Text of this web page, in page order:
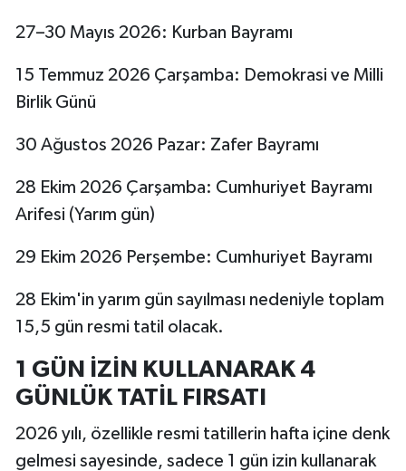
27–30 Mayıs 2026: Kurban Bayramı
15 Temmuz 2026 Çarşamba: Demokrasi ve Milli
Birlik Günü
30 Ağustos 2026 Pazar: Zafer Bayramı
28 Ekim 2026 Çarşamba: Cumhuriyet Bayramı
Arifesi (Yarım gün)
29 Ekim 2026 Perşembe: Cumhuriyet Bayramı
28 Ekim'in yarım gün sayılması nedeniyle toplam
15,5 gün resmi tatil olacak.
1 GÜN İZİN KULLANARAK 4
GÜNLÜK TATİL FIRSATI
2026 yılı, özellikle resmi tatillerin hafta içine denk
gelmesi sayesinde, sadece 1 gün izin kullanarak